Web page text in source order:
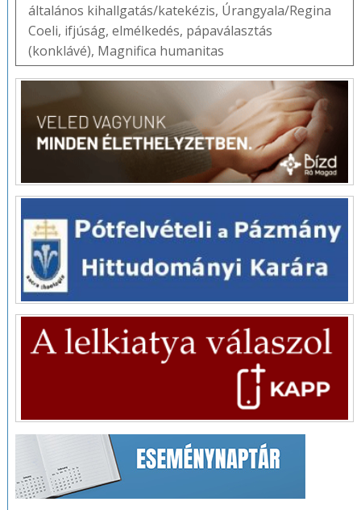
általános kihallgatás/katekézis, Úrangyala/Regina
Coeli, ifjúság, elmélkedés, pápaválasztás
(konklávé), Magnifica humanitas